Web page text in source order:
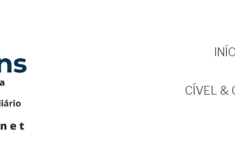
CÍVEL &